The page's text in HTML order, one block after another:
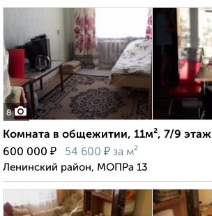
8
Комната в общежитии, 11м², 7/9 этаж
600 000 ₽ 54 600 ₽ за м²
Ленинский район, МОПРа 13